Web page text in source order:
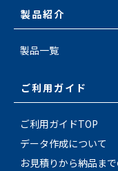
製品紹介
製品一覧
ご利用ガイド
ご利用ガイドTOP
データ作成について
お見積りから納品ま